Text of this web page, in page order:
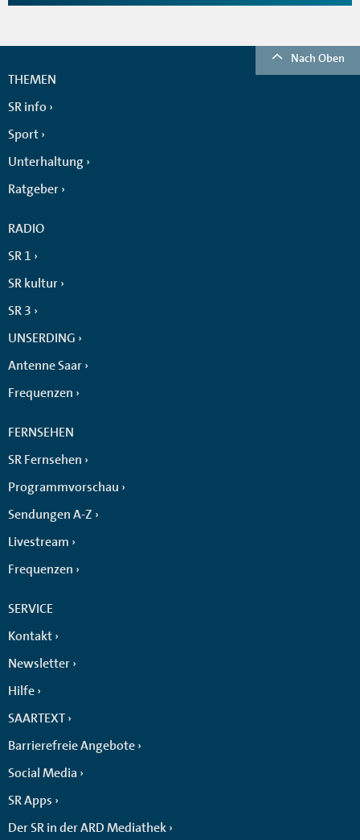
Nach Oben
THEMEN
SR info
Sport
Unterhaltung
Ratgeber
RADIO
SR 1
SR kultur
SR 3
UNSERDING
Antenne Saar
Frequenzen
FERNSEHEN
SR Fernsehen
Programmvorschau
Sendungen A-Z
Livestream
Frequenzen
SERVICE
Kontakt
Newsletter
Hilfe
SAARTEXT
Barrierefreie Angebote
Social Media
SR Apps
Der SR in der ARD Mediathek